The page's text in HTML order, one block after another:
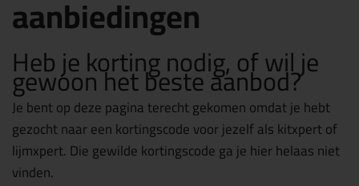
aanbiedingen
Heb je korting nodig, of wil je
gewoon het beste aanbod?
Je bent op deze pagina terecht gekomen omdat je hebt
gezocht naar een kortingscode voor jezelf als kitxpert of
lijmxpert. Die gewilde kortingscode ga je hier helaas niet
vinden.